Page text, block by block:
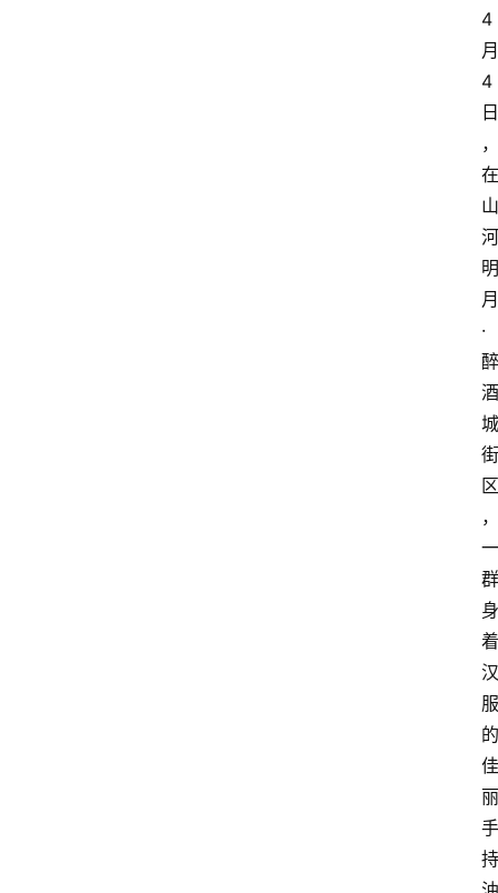
4
月
4
日
，
在
山
河
明
月
·
醉
酒
城
街
区
，
一
群
身
着
汉
服
的
佳
丽
手
持